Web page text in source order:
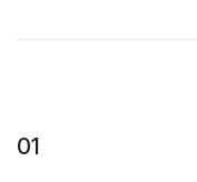
01